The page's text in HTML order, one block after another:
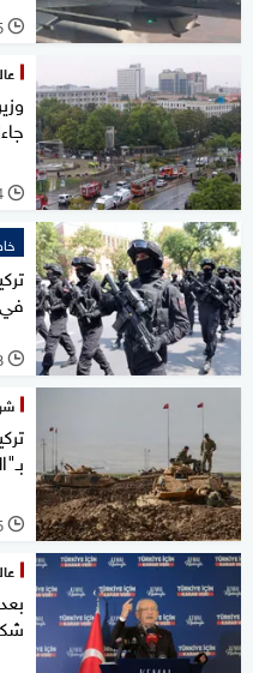
l
5
l
4
في
l
3
l
5